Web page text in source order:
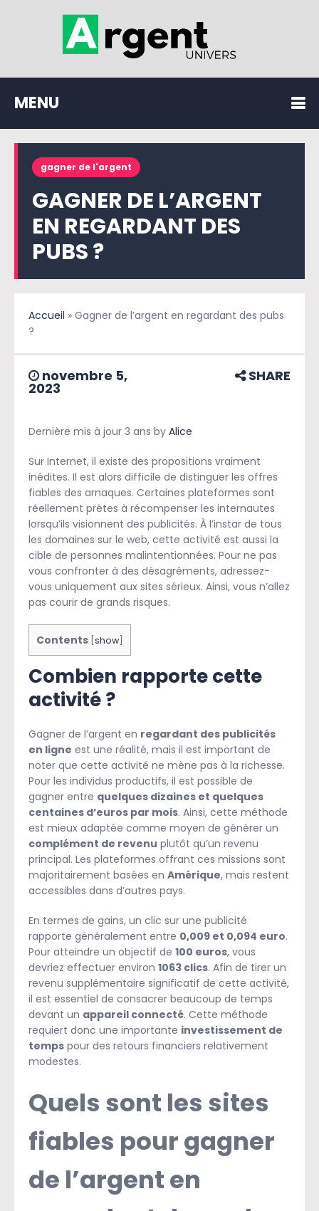
MENU
gagner de l'argent
GAGNER DE L’ARGENT
EN REGARDANT DES
PUBS ?
Accueil » Gagner de l’argent en regardant des pubs
?
novembre 5,
2023
SHARE
Dernière mis à jour 3 ans by Alice
Sur Internet, il existe des propositions vraiment
inédites. Il est alors difficile de distinguer les offres
fiables des arnaques. Certaines plateformes sont
réellement prêtes à récompenser les internautes
lorsqu’ils visionnent des publicités. À l’instar de tous
les domaines sur le web, cette activité est aussi la
cible de personnes malintentionnées. Pour ne pas
vous confronter à des désagréments, adressez-
vous uniquement aux sites sérieux. Ainsi, vous n’allez
pas courir de grands risques.
Contents show
Combien rapporte cette
activité ?
Gagner de l’argent en regardant des publicités
en ligne est une réalité, mais il est important de
noter que cette activité ne mène pas à la richesse.
Pour les individus productifs, il est possible de
gagner entre quelques dizaines et quelques
centaines d’euros par mois. Ainsi, cette méthode
est mieux adaptée comme moyen de générer un
complément de revenu plutôt qu’un revenu
principal. Les plateformes offrant ces missions sont
majoritairement basées en Amérique, mais restent
accessibles dans d’autres pays.
En termes de gains, un clic sur une publicité
rapporte généralement entre 0,009 et 0,094 euro.
Pour atteindre un objectif de 100 euros, vous
devriez effectuer environ 1063 clics. Afin de tirer un
revenu supplémentaire significatif de cette activité,
il est essentiel de consacrer beaucoup de temps
devant un appareil connecté. Cette méthode
requiert donc une importante investissement de
temps pour des retours financiers relativement
modestes.
Quels sont les sites
fiables pour gagner
de l’argent en